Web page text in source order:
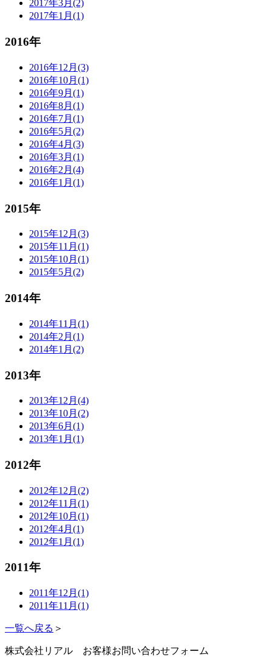
2017年3月(2)
2017年1月(1)
2016年
2016年12月(3)
2016年10月(1)
2016年9月(1)
2016年8月(1)
2016年7月(1)
2016年5月(2)
2016年4月(3)
2016年3月(1)
2016年2月(4)
2016年1月(1)
2015年
2015年12月(3)
2015年11月(1)
2015年10月(1)
2015年5月(2)
2014年
2014年11月(1)
2014年2月(1)
2014年1月(2)
2013年
2013年12月(4)
2013年10月(2)
2013年6月(1)
2013年1月(1)
2012年
2012年12月(2)
2012年11月(1)
2012年10月(1)
2012年4月(1)
2012年1月(1)
2011年
2011年12月(1)
2011年11月(1)
一覧へ戻る ＞
株式会社リアル お客様お問い合わせフォーム